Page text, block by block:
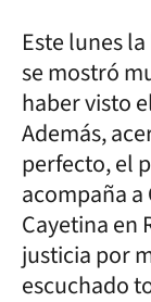
Este lunes
se mostró
haber visto
Además,
perfecto, el
acompaña
Cayetina en
justicia por
escuchado